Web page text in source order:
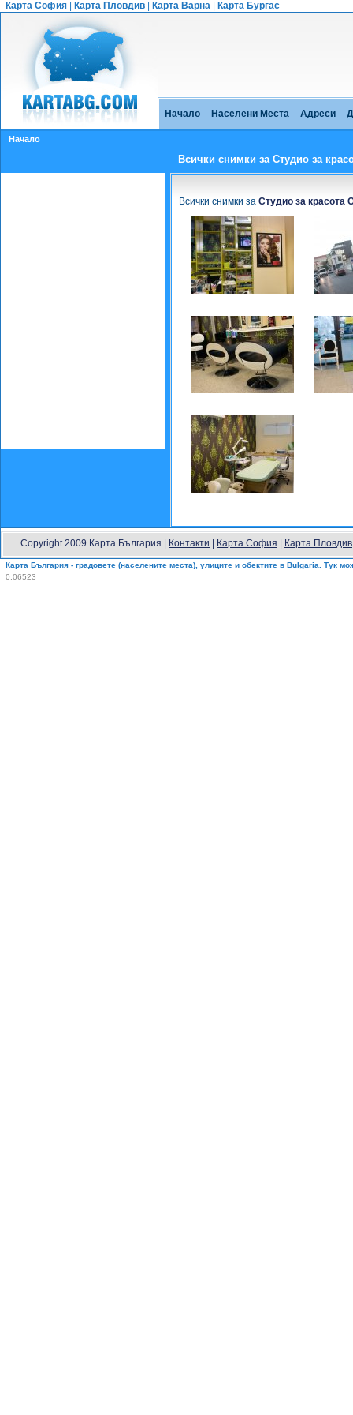
Карта София Карта Пловдив Карта Варна Карта Бургас
Начало Населени Места Адреси
Начало
Всички снимки за Студио за
Всички снимки заСтудио за красота
Copyright 2009 Карта България | Контакти Карта София Карта Пловдив
Карта България - градовете (населените места), улиците и обектите в Bulgaria. Тук
0.06523